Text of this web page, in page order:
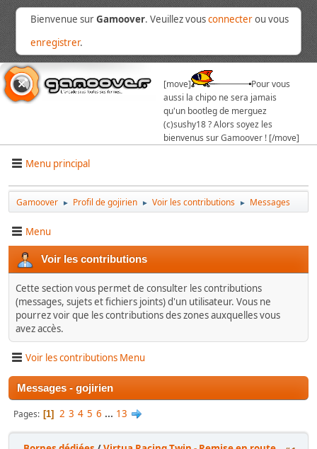
Bienvenue surGamoover. Veuillez vousconnecterou vous
enregistrer.
[move]
Pour vous
aussi la chipo ne sera jamais
qu'un bootleg de merguez
(c)sushy18 ? Alors soyez les
bienvenus sur Gamoover ! [/move]
Menu principal
Gamoover ► Profil de gojirien ► Voir les contributions ► Messages
Menu
Voir les contributions
Cette section vous permet de consulter les contributions
(messages, sujets et fichiers joints) d'un utilisateur. Vous ne
pourrez voir que les contributions des zones auxquelles vous
avez accès.
Voir les contributions Menu
Messages - gojirien
Pages 1 2 3 4 5 6 ... 13